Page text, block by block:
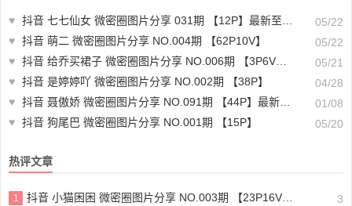
♥ 抖音 七七仙女 微密圈图片分享 031期 【12P】最新至：2024.5.15
05/22
♥ 抖音 萌二 微密圈图片分享 NO.004期 【62P10V】
05/22
♥ 抖音 给乔买裙子 微密圈图片分享 NO.006期 【3P6V】最新至：2023.7.29
05/21
♥ 抖音 是婷婷吖 微密圈图片分享 NO.002期 【38P】
04/28
♥ 抖音 聂傲娇 微密圈图片分享 NO.091期 【44P】最新至：2024.11.29
01/08
♥ 抖音 狗尾巴 微密圈图片分享 NO.001期 【15P】 05/20
热评文章
1 抖音 小猫困困 微密圈图片分享 NO.003期 【23P16V】最新至：2025.1.23 3